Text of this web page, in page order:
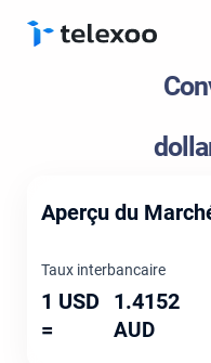
Aperçu du
Taux interbancaire
1 USD
=
1.4152
AUD